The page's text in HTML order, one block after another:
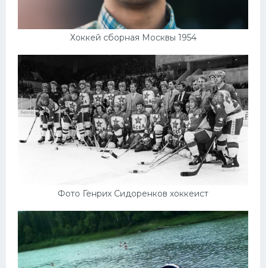
Хоккей сборная Москвы 1954
Фото Генрих Сидоренков хоккеист